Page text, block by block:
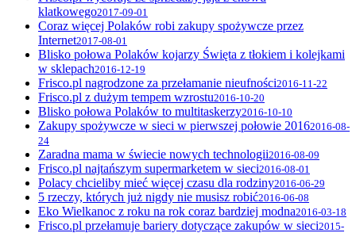
klatkowego2017-09-01
Coraz więcej Polaków robi zakupy spożywcze przez
Internet2017-08-01
Blisko połowa Polaków kojarzy Święta z tłokiem i kolejkami
w sklepach2016-12-19
Frisco.pl nagrodzone za przełamanie nieufności2016-11-22
Frisco.pl z dużym tempem wzrostu2016-10-20
Blisko połowa Polaków to multitaskerzy2016-10-10
Zakupy spożywcze w sieci w pierwszej połowie 20162016-08-
24
Zaradna mama w świecie nowych technologii2016-08-09
Frisco.pl najtańszym supermarketem w sieci2016-08-01
Polacy chcieliby mieć więcej czasu dla rodziny2016-06-29
5 rzeczy, których już nigdy nie musisz robić2016-06-08
Eko Wielkanoc z roku na rok coraz bardziej modna2016-03-18
Frisco.pl przełamuje bariery dotyczące zakupów w sieci2015-